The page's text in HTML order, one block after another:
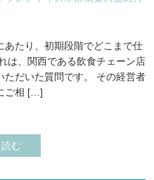
あたり、初期段階でどこまで仕
は、関西である飲食チェーン店
ただいた質問です。 その経営者
ご相 […]
む